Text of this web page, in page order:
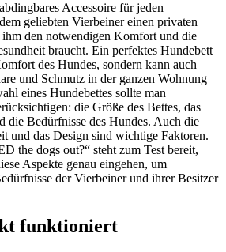
Accessoire für jeden
geliebten Vierbeiner einen privaten
den notwendigen Komfort und die
braucht. Ein perfektes Hundebett
des Hundes, sondern kann auch
und Schmutz in der ganzen Wohnung
eines Hundebettes sollte man
die Größe des Bettes, das
die Bedürfnisse des Hundes. Auch die
und das Design sind wichtige Faktoren.
the dogs out?“ steht zum Test bereit,
Aspekte genau eingehen, um
der Vierbeiner und ihrer Besitzer
funktioniert